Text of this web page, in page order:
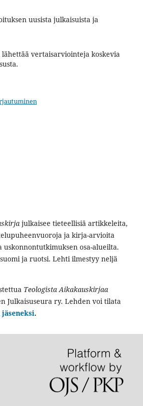
julkaisee tieteellisiä artikkeleita,
ja kirja-arvioita
uskonnontutkimuksen osa-alueilta.
ja ruotsi. Lehti ilmestyy neljä
Teologista Aikakauskirjaa
Julkaisuseura ry. Lehden voi tilata
.